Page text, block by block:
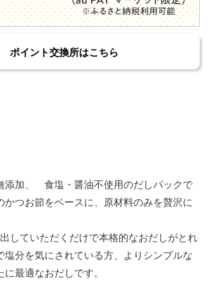
ポイント交換所はこちら
添加、 食塩・醤油不使用のだしパックで
かつお節をベースに、原材料のみを贅沢に
していただくだけで本格的なおだしがとれ
塩分を気にされている方、よりシンプルな
最適なおだしです。